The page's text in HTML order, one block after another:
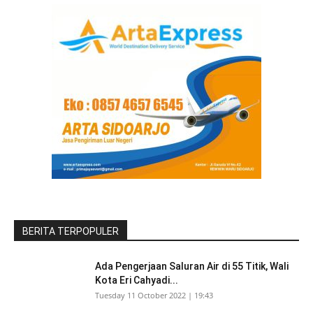
BERITA TERPOPULER
Ada Pengerjaan Saluran Air di 55 Titik, Wali
Kota Eri Cahyadi...
Tuesday 11 October 2022 | 19:43